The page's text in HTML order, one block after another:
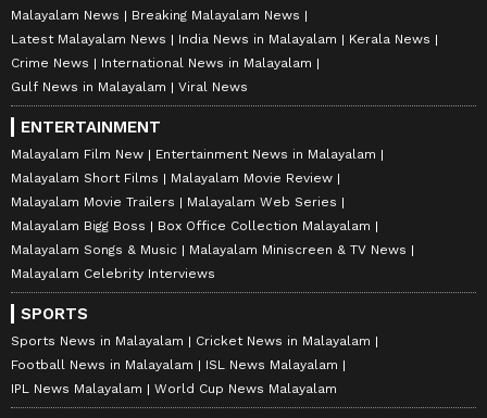
Malayalam News
Breaking Malayalam News
Latest Malayalam News
India News in Malayalam
Kerala News
Crime News
International News in Malayalam
Gulf News in Malayalam
Viral News
ENTERTAINMENT
Malayalam Film New
Entertainment News in Malayalam
Malayalam Short Films
Malayalam Movie Review
Malayalam Movie Trailers
Malayalam Web Series
Malayalam Bigg Boss
Box Office Collection Malayalam
Malayalam Songs & Music
Malayalam Miniscreen & TV News
Malayalam Celebrity Interviews
SPORTS
Sports News in Malayalam
Cricket News in Malayalam
Football News in Malayalam
ISL News Malayalam
IPL News Malayalam
World Cup News Malayalam